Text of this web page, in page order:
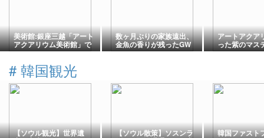
美術館:銀座三越「アート
アクアリウム美術館」で
金魚たちと再会しまし
数ヶ月ぶりの家族遠出、
金魚の香りが残ったGW
の午後
アートアクア
った紫のマス
へのお土産に
# 韓国観光
【ソウル観光】世界遺 【ソウル散策】ソスンラ 韓国ファスト